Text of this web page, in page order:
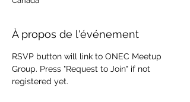
À propos de l'événement
RSVP button will link to ONEC Meetup
Group. Press "Request to Join" if not
registered yet.